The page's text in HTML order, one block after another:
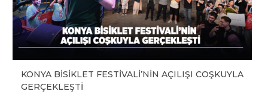
KONYA BİSİKLET FESTİVALİ’NİN AÇILIŞI COŞKUYLA
GERÇEKLEŞTİ